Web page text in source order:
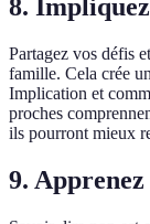
8.
Partagez vos défis
famille. Cela crée
Implication et
proches
ils pourront mieux
9.